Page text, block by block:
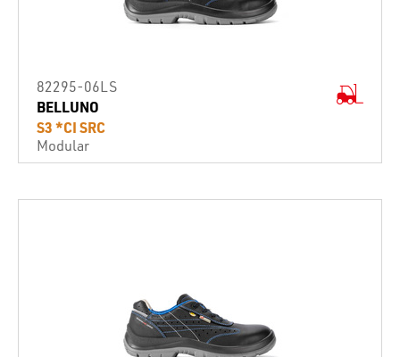
82295-06LS
BELLUNO
S3 *CI SRC
Modular